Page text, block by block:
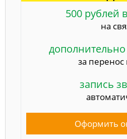
500 рублей
на
за
запись
Оформить